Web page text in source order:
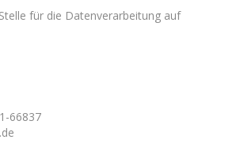
für die Datenverarbeitung auf
66837